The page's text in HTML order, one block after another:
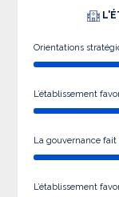
Orientations
L’établissement
La gouvernance
L’établissement